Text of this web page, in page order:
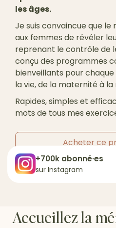
+700k abonné·es
sur Instagram
les âges.
Je suis convaincue que
aux femmes de révéler
reprenant le contrôle de
conçu des programmes
bienveillants pour
la vie, de la maternité à la
Rapides, simples et
mots de tous mes
Acheter ce
Accueillez la